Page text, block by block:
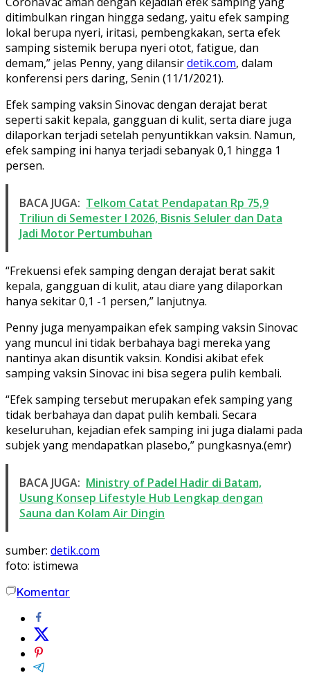
ditimbulkan ringan hingga sedang, yaitu efek samping
lokal berupa nyeri, iritasi, pembengkakan, serta efek
samping sistemik berupa nyeri otot, fatigue, dan
demam,” jelas Penny, yang dilansirdetik.com, dalam
konferensi pers daring, Senin (11/1/2021).
Efek samping vaksin Sinovac dengan derajat berat
seperti sakit kepala, gangguan di kulit, serta diare juga
dilaporkan terjadi setelah penyuntikkan vaksin. Namun,
efek samping ini hanya terjadi sebanyak 0,1 hingga 1
persen.
BACA JUGA: Telkom Catat Pendapatan Rp 75,9
Triliun di Semester I 2026, Bisnis Seluler dan Data
Jadi Motor Pertumbuhan
“Frekuensi efek samping dengan derajat berat sakit
kepala, gangguan di kulit, atau diare yang dilaporkan
hanya sekitar 0,1 -1 persen,” lanjutnya.
Penny juga menyampaikan efek samping vaksin Sinovac
yang muncul ini tidak berbahaya bagi mereka yang
nantinya akan disuntik vaksin. Kondisi akibat efek
samping vaksin Sinovac ini bisa segera pulih kembali.
“Efek samping tersebut merupakan efek samping yang
tidak berbahaya dan dapat pulih kembali. Secara
keseluruhan, kejadian efek samping ini juga dialami pada
subjek yang mendapatkan plasebo,” pungkasnya.(emr)
BACA JUGA: Ministry of Padel Hadir di Batam,
Usung Konsep Lifestyle Hub Lengkap dengan
Sauna dan Kolam Air Dingin
sumber: detik.com
foto: istimewa
Komentar